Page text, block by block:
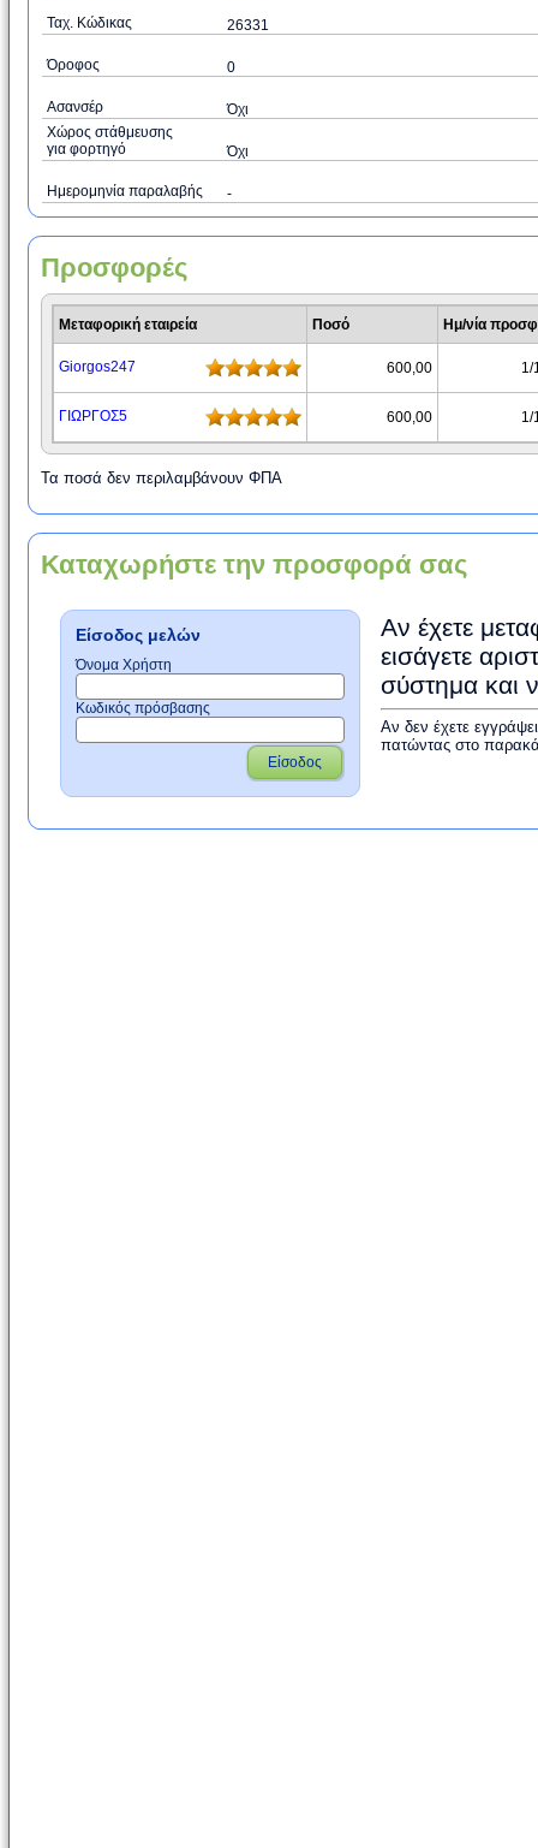
Ταχ. Κώδικας 26331
Όροφος 0
Ασανσέρ
Όχι
Χώρος στάθμευσης
για φορτηγό
Όχι
Ημερομηνία παραλαβής -
Προσφορές
Μεταφορική εταιρεία Ποσό Ημ/νία
Giorgos247 600,00 1/
ΓΙΩΡΓΟΣ5 600,00 1/
Τα ποσά δεν περιλαμβάνουν ΦΠΑ
Καταχωρήστε την προσφορά σας
Είσοδος μελών
Όνομα Χρήστη
Κωδικός πρόσβασης
Είσοδος
Αν έχετε
εισάγετε
σύστημα και
Αν δεν έχετε
πατώντας στο